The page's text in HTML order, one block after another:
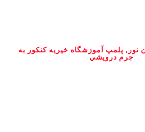
نور , پلمپ آموزشگاه خيريه كنكور به
جرم درويشي